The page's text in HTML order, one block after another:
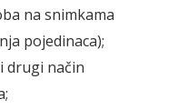
na snimkama
pojedinaca);
drugi način